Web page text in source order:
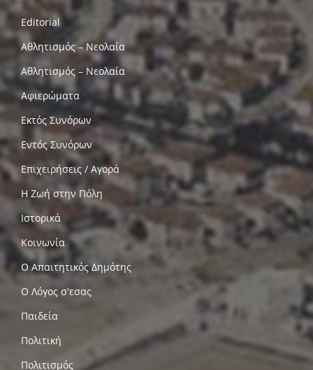
Editorial
Αθλητισμός – Νεολαία
Αθλητισμός – Νεολαία
Αφιερώματα
Εκτός Συνόρων
Εντός Συνόρων
Επιχειρήσεις / Αγορά
Η Ζωή στην Πόλη
Ιστορικά
Κοινωνία
Ο Απαιτητικός Δημότης
Ο Λόγος σ'εσας
Παιδεία
Πολιτική
Πολιτισμός